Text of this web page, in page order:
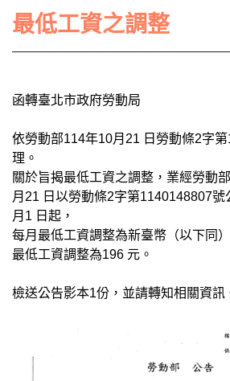
最低工資之調整
函轉臺北市政府勞動局
依勞動部114年10月21 日勞動條2字
理。
關於旨揭最低工資之調整，業經勞動
月21 日以勞動條2字第1140148807號
月1 日起，
每月最低工資調整為新臺幣（以下同
最低工資調整為196 元。
檢送公告影本1份，並請轉知相關資訊